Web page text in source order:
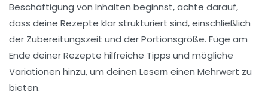
Beschäftigung von Inhalten beginnst, achte darauf,
dass deine Rezepte klar strukturiert sind, einschließlich
der Zubereitungszeit und derPortionsgröße. Füge am
Ende deiner Rezepte hilfreiche Tipps und mögliche
Variationen hinzu, um deinen Lesern einen Mehrwert zu
bieten.